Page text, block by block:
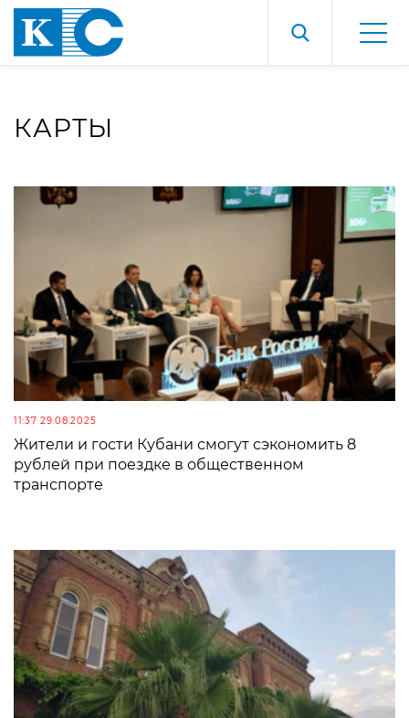
КАРТЫ
11:37 29.08.2025
Жители и гости Кубани смогут сэкономить 8
рублей при поездке в общественном
транспорте